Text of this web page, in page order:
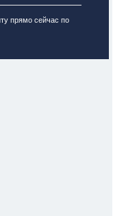
прямо сейчас по